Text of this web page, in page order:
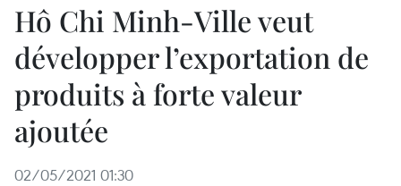
Hô Chi Minh-Ville veut
développer l’exportation de
produits à forte valeur
ajoutée
02/05/2021 01:30